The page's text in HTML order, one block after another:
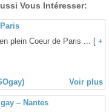
Vous Intéresser:
plein Coeur de Paris ... [ +
Voir plus
– Nantes